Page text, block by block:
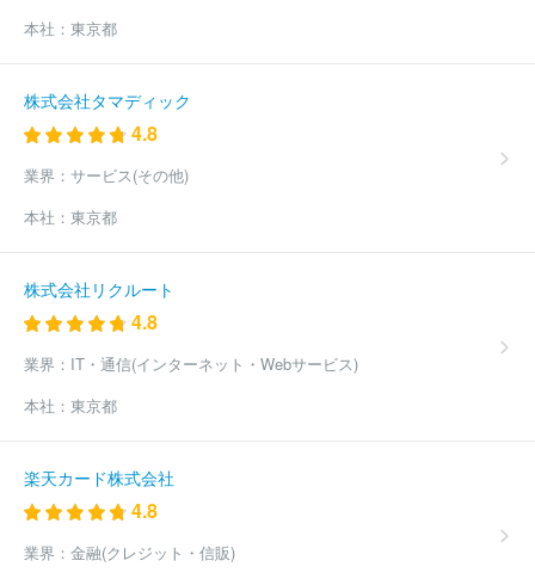
本社： 東京都
株式会社タマディック
4.8
業界： サービス(その他)
本社： 東京都
株式会社リクルート
4.8
業界： IT・通信(インターネット・Webサービス)
本社： 東京都
楽天カード株式会社
4.8
業界： 金融(クレジット・信販)